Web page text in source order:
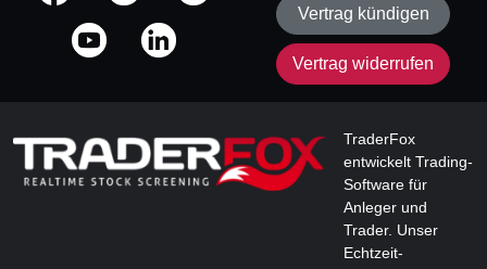
Vertrag kündigen
Vertrag widerrufen
TraderFox
entwickelt Trading-
Software für
Anleger und
Trader. Unser
Echtzeit-